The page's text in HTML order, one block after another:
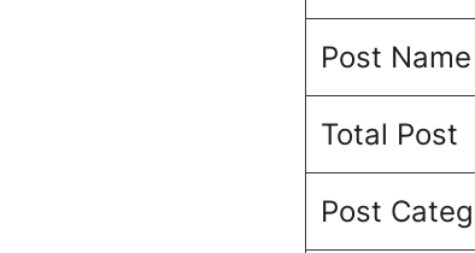
Post Name
Total Post
Post